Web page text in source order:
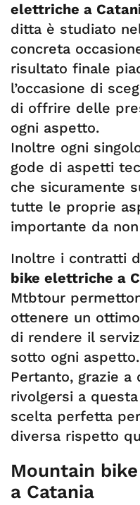
elettriche a
ditta è studiato
concreta
risultato finale
l’occasione di
di offrire delle
ogni aspetto.
Inoltre ogni
gode di aspetti
che sicuramente
tutte le proprie
importante da
Inoltre i contratti
bike elettriche a
Mtbtour
ottenere un
di rendere il
sotto ogni aspetto.
Pertanto, grazie
rivolgersi a
scelta perfetta
diversa rispetto
Mountain
a Catania